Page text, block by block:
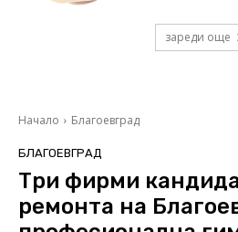
зареди още